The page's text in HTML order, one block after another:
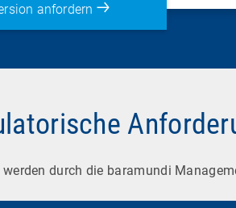
anfordern
durch die baramundi